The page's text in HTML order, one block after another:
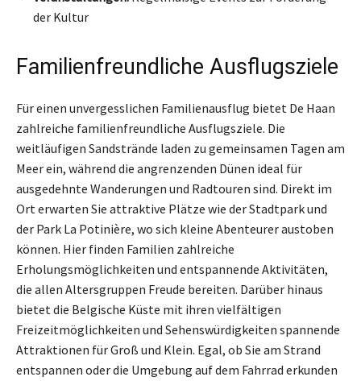
der Kultur
Familienfreundliche Ausflugsziele
Für einen unvergesslichen Familienausflug bietet De Haan
zahlreiche familienfreundliche Ausflugsziele. Die
weitläufigen Sandstrände laden zu gemeinsamen Tagen am
Meer ein, während die angrenzenden Dünen ideal für
ausgedehnte Wanderungen und Radtouren sind. Direkt im
Ort erwarten Sie attraktive Plätze wie der Stadtpark und
der Park La Potinière, wo sich kleine Abenteurer austoben
können. Hier finden Familien zahlreiche
Erholungsmöglichkeiten und entspannende Aktivitäten,
die allen Altersgruppen Freude bereiten. Darüber hinaus
bietet die Belgische Küste mit ihren vielfältigen
Freizeitmöglichkeiten und Sehenswürdigkeiten spannende
Attraktionen für Groß und Klein. Egal, ob Sie am Strand
entspannen oder die Umgebung auf dem Fahrrad erkunden